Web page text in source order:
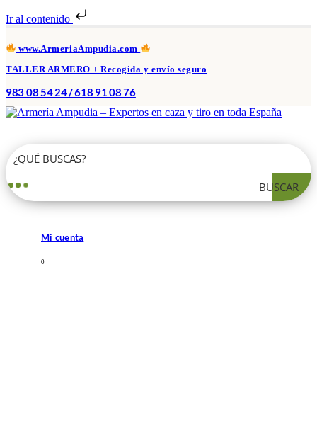
Ir al contenido
www.ArmeriaAmpudia.com
TALLER ARMERO + Recogida y envío seguro
983 08 54 24 / 618 91 08 76
BUSCAR
Mi cuenta
0